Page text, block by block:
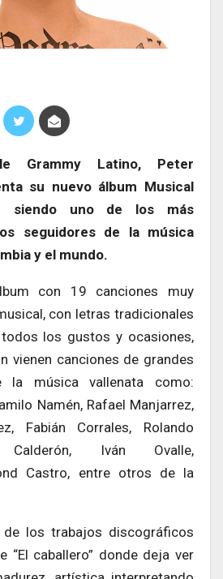
Grammy Latino, Peter
su nuevo álbum Musical
siendo uno de los más
seguidores de la música
y el mundo.
con 19 canciones muy
con letras tradicionales
los gustos y ocasiones,
vienen canciones de grandes
la música vallenata como:
Namén, Rafael Manjarrez,
Fabián Corrales, Rolando
Iván Ovalle,
Castro, entre otros de la
de los trabajos discográficos
“El caballero” donde deja ver